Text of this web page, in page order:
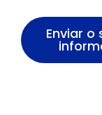
Enviar o